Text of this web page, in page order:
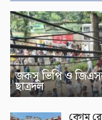
জকসু ভিপি ও
ছাত্রদল